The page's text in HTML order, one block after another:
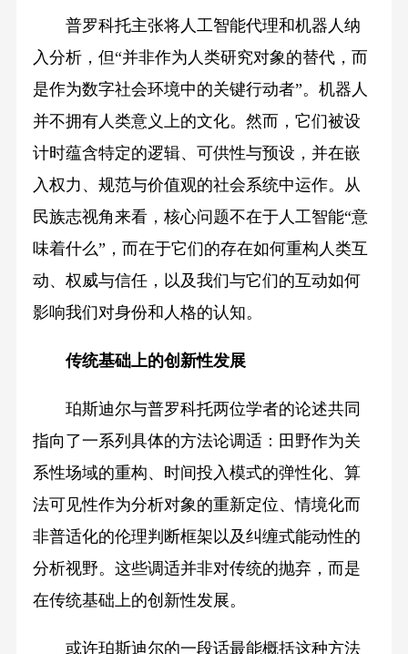
普罗科托主张将人工智能代理和机器人纳
入分析，但“并非作为人类研究对象的替代，而
是作为数字社会环境中的关键行动者”。机器人
并不拥有人类意义上的文化。然而，它们被设
计时蕴含特定的逻辑、可供性与预设，并在嵌
入权力、规范与价值观的社会系统中运作。从
民族志视角来看，核心问题不在于人工智能“意
味着什么”，而在于它们的存在如何重构人类互
动、权威与信任，以及我们与它们的互动如何
影响我们对身份和人格的认知。
传统基础上的创新性发展
珀斯迪尔与普罗科托两位学者的论述共同
指向了一系列具体的方法论调适：田野作为关
系性场域的重构、时间投入模式的弹性化、算
法可见性作为分析对象的重新定位、情境化而
非普适化的伦理判断框架以及纠缠式能动性的
分析视野。这些调适并非对传统的抛弃，而是
在传统基础上的创新性发展。
或许珀斯迪尔的一段话最能概括这种方法